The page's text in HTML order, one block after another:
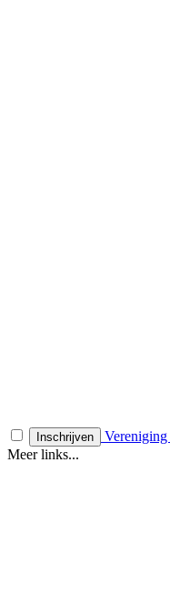
Inschrijven Vereniging
Meer links...